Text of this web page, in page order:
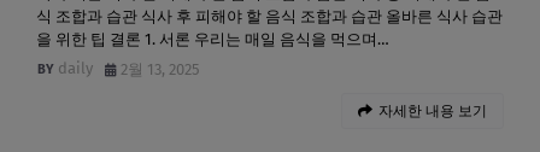
식 조합과 습관 식사 후 피해야 할 음식 조합과 습관 올바른 식사 습관
을 위한 팁 결론 1. 서론 우리는 매일 음식을 먹으며…
daily
2월 13, 2025
자세한 내용 보기